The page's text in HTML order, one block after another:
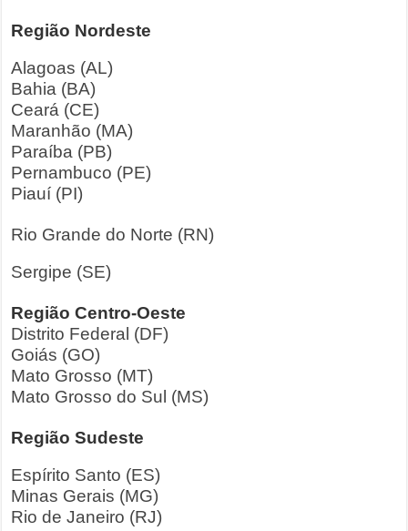
Região Nordeste
Alagoas (AL)
Bahia (BA)
Ceará (CE)
Maranhão (MA)
Paraíba (PB)
Pernambuco (PE)
Piauí (PI)
Rio Grande do Norte (RN)
Sergipe (SE)
Região Centro-Oeste
Distrito Federal (DF)
Goiás (GO)
Mato Grosso (MT)
Mato Grosso do Sul (MS)
Região Sudeste
Espírito Santo (ES)
Minas Gerais (MG)
Rio de Janeiro (RJ)